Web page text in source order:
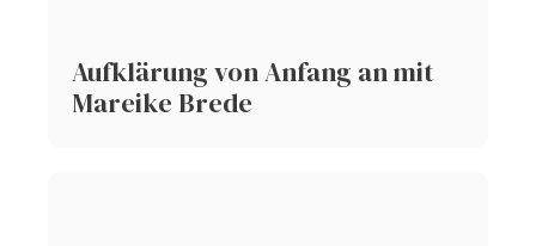
Aufklärung von Anfang an mit
Mareike Brede